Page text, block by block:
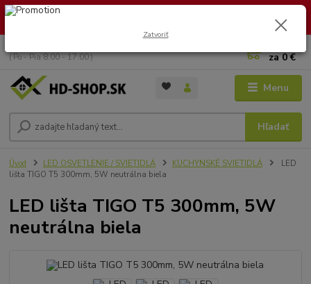
🏖️ DOVOLENKA 30.7.2026 – 9.8.2026 · Objednávky vybavíme po
Menu
Hľadať
( Po - Pia 8:00 - 17:00 )
za0 €
Úvod LED OSVETLENIE / SVIETIDLÁ KUCHYNSKÉ SVIETIDLÁ
LED
lišta TIGO T5 300mm, 5W neutrálna biela
LED lišta TIGO T5 300mm, 5W
neutrálna biela
Zatvoriť